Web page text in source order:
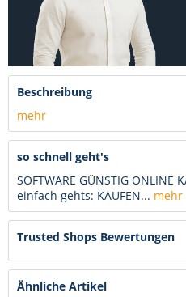
Beschreibung
mehr
so schnell geht's
SOFTWARE GÜNSTIG ONLINE
einfach gehts: KAUFEN... mehr
Trusted Shops Bewertungen
Ähnliche Artikel